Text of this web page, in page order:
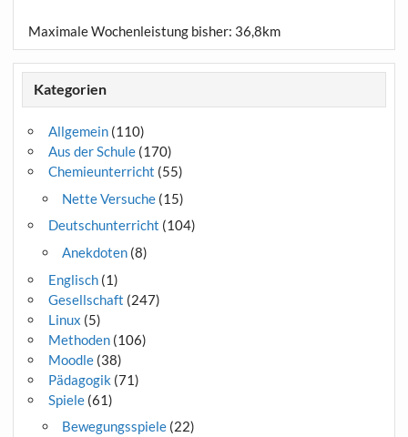
Maximale Wochenleistung bisher: 36,8km
Kategorien
Allgemein(110)
Aus der Schule(170)
Chemieunterricht (55)
Nette Versuche(15)
Deutschunterricht (104)
Anekdoten(8)
Englisch(1)
Gesellschaft (247)
Linux (5)
Methoden(106)
Moodle(38)
Pädagogik (71)
Spiele(61)
Bewegungsspiele(22)